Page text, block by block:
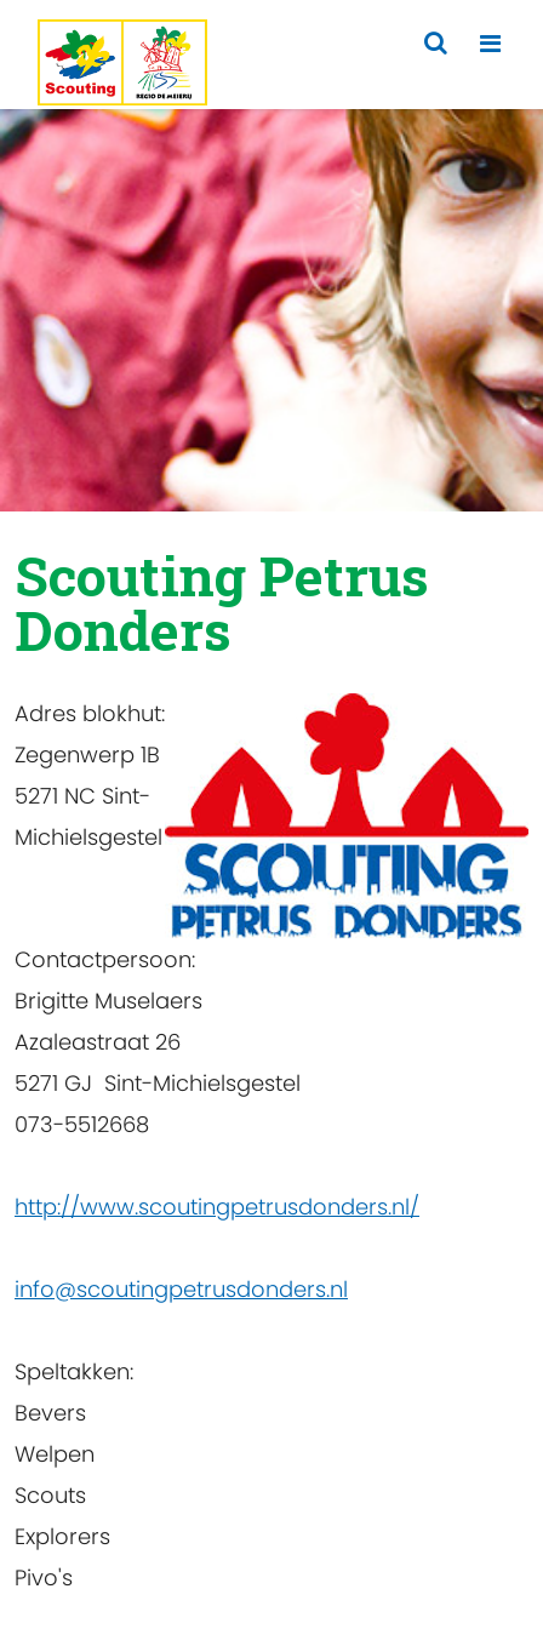
Scouting Petrus
Donders
Adres blokhut:
Zegenwerp 1B
5271 NC Sint-
Michielsgestel
Contactpersoon:
Brigitte Muselaers
Azaleastraat 26
5271 GJ Sint-Michielsgestel
073-5512668
http://www.scoutingpetrusdonders.nl/
info@scoutingpetrusdonders.nl
Speltakken:
Bevers
Welpen
Scouts
Explorers
Pivo's